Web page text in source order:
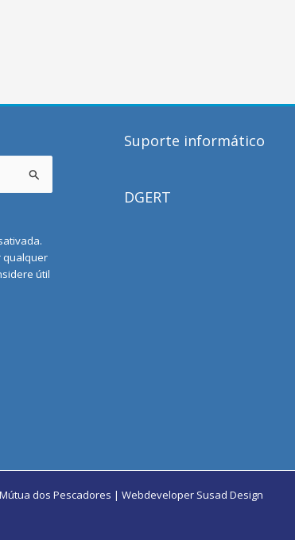
qualquer
útil
Suporte informático
DGERT
dos Pescadores | Webdeveloper Susad Design